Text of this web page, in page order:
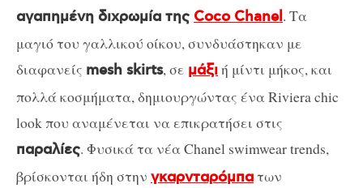
αγαπημένη διχρωμία της Coco Chanel. Τα
μαγιό του γαλλικού οίκου, συνδυάστηκαν με
διαφανείς mesh skirts, σε μάξιή μίντι μήκος, και
πολλά κοσμήματα, δημιουργώντας ένα Riviera chic
look που αναμένεται να επικρατήσει στις
παραλίες. Φυσικά τα νέα Chanel swimwear trends,
βρίσκονται ήδη στην γκαρνταρόμπατων